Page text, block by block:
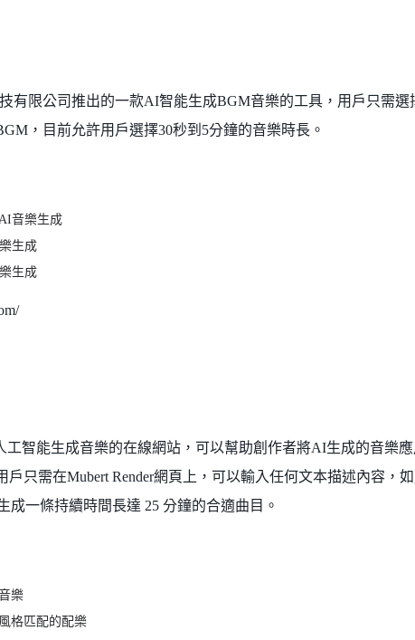
有限公司推出的一款AI智能生成BGM音樂的工具，用戶只需選
，目前允許用戶選擇30秒到5分鐘的音樂時長。
音樂生成
生成
生成
工智能生成音樂的在線網站，可以幫助創作者將AI生成的音樂
戶只需在Mubert Render網頁上，可以輸入任何文本描述內容，
成一條持續時間長達 25 分鐘的合適曲目。
樂
格匹配的配樂